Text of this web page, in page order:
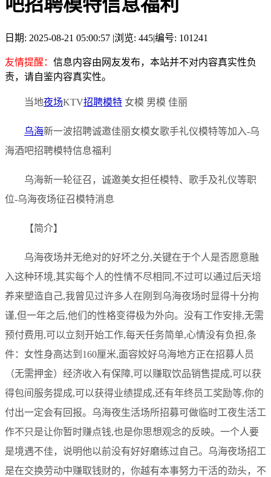
吧招聘模特信息福利
日期: 2025-08-21 05:00:57 |浏览: 445|编号: 101241
友情提醒： 信息内容由网友发布，本站并不对内容真实性负
责，请自鉴内容真实性。
当地夜场KTV招聘模特 女模 男模 佳丽
乌海新一波招聘诚邀佳丽女模女歌手礼仪模特等加入-乌
海酒吧招聘模特信息福利
乌海新一轮征召，诚邀美女担任模特、歌手及礼仪等职
位-乌海夜场征召模特消息
【简介】
乌海夜场并无绝对的好坏之分,关键在于个人是否愿意融
入这种环境,其实每个人的性情不尽相同,不过可以通过后天培
养来塑造自己,我曾见过许多人在刚到乌海夜场时显得十分拘
谨,但一年之后,他们的性格变得极为外向。没有工作安排,无需
预付费用,可以立刻开始工作,每天任务简单,心情没有负担,条
件：女性身高达到160厘米,面容姣好乌海地方正在招募人员
（无需押金）经济收入有保障,可以赚取饮品销售提成,可以获
得包间服务提成,可以获得业绩提成,还有年终员工奖励等,你的
付出一定会有回报。乌海夜生活场所招募可做临时工夜生活工
作不只是让你暂时赚点钱,也是你思想观念的反映。一个人要
是境遇不佳，说明他以前没有好好磨练过自己。乌海夜场招工
是在交换劳动中赚取钱财的，你越有本事努力干活的劲头，不